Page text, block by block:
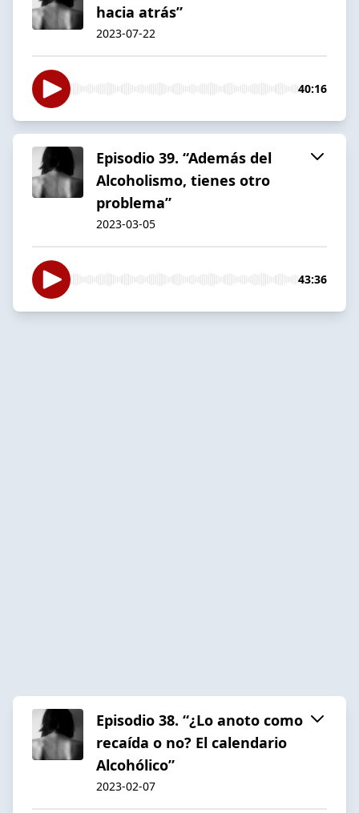
hacia atrás”
2023-07-22
40:16
Episodio 39. “Además del
Alcoholismo, tienes otro
problema”
2023-03-05
43:36
Episodio 38. “¿Lo anoto como
recaída o no? El calendario
Alcohólico”
2023-02-07